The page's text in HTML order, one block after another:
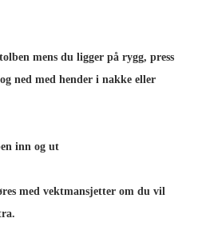
mens du ligger på rygg, press
ned med hender i nakke eller
inn og ut
med vektmansjetter om du vil